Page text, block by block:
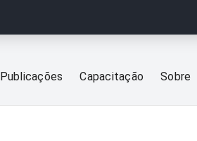
Publicações Capacitação Sobre